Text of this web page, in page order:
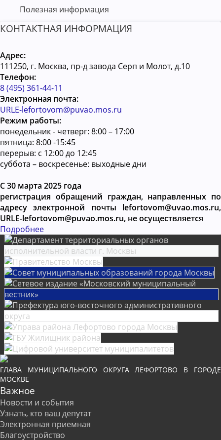
Полезная информация
КОНТАКТНАЯ ИНФОРМАЦИЯ
Адрес:
111250, г. Москва, пр-д завода Серп и Молот, д.10
Телефон:
8 (495) 361-44-11
Электронная почта:
URLE-lefortovom@puvao.mos.ru
Режим работы:
понедельник - четверг: 8:00 – 17:00
пятница: 8:00 -15:45
перерыв: с 12:00 до 12:45
суббота – воскресенье: выходные дни
С 30 марта 2025 года
регистрация обращений граждан, направленных по
адресу электронной почты lefortovom@uvao.mos.ru,
URLE-lefortovom@puvao.mos.ru, не осуществляется
Подробнее
ГЛАВА МУНИЦИПАЛЬНОГО ОКРУГА ЛЕФОРТОВО В ГОРОДЕ
МОСКВЕ
Важное
Новости и события
Узнать, кто ваш депутат
Электронная приемная
Благоустройство